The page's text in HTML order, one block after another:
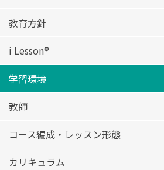
教育方針
i Lesson®
学習環境
教師
コース編成・レッスン形態
カリキュラム